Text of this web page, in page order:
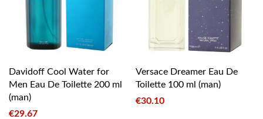
Davidoff Cool Water for
Men Eau De Toilette 200 ml
(man)
€29.67
Versace Dreamer Eau De
Toilette 100 ml (man)
€30.10